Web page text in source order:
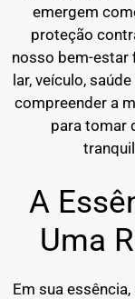
emergem
proteção
nosso bem-estar
lar, veículo,
compreender a
para tomar
A
Uma
Em sua